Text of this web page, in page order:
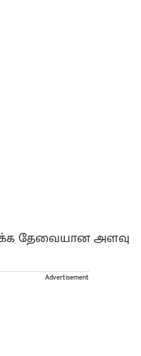
தேவையான அளவு
Advertisement